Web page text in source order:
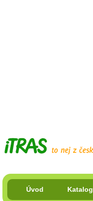
Úvod Katalog